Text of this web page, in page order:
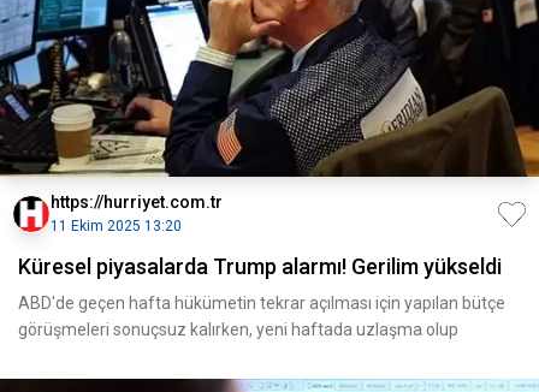
https://hurriyet.com.tr
11 Ekim 2025 13:20
Küresel piyasalarda Trump alarmı! Gerilim yükseldi
ABD'de geçen hafta hükümetin tekrar açılması için yapılan bütçe
görüşmeleri sonuçsuz kalırken, yeni haftada uzlaşma olup